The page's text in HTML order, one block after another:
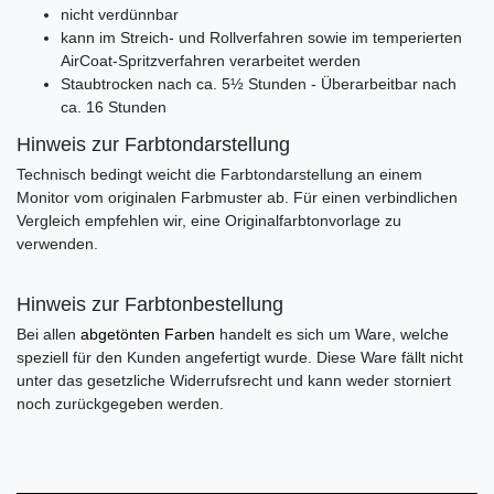
nicht verdünnbar
kann im Streich- und Rollverfahren sowie im temperierten
AirCoat-Spritzverfahren verarbeitet werden
Staubtrocken nach ca. 5½ Stunden - Überarbeitbar nach
ca. 16 Stunden
Hinweis zur Farbtondarstellung
Technisch bedingt weicht die Farbtondarstellung an einem
Monitor vom originalen Farbmuster ab. Für einen verbindlichen
Vergleich empfehlen wir, eine Originalfarbtonvorlage zu
verwenden.
Hinweis zur Farbtonbestellung
Bei allen abgetönten Farben handelt es sich um Ware, welche
speziell für den Kunden angefertigt wurde. Diese Ware fällt nicht
unter das gesetzliche Widerrufsrecht und kann weder storniert
noch zurückgegeben werden.